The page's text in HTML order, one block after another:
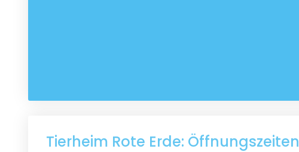
Tierheim Rote Erde: Öffnungszeiten